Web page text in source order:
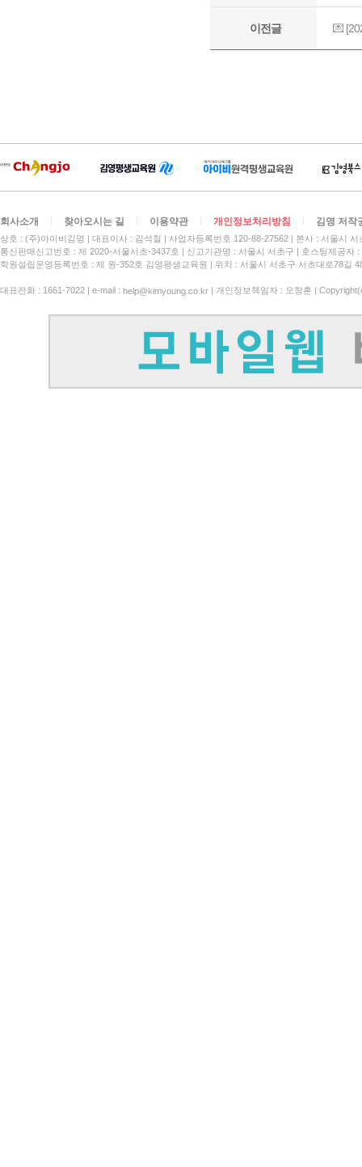
회사소개 찾아오시는 길 이용약관 개인정보처리방침 김영 저작
상호 : (주)아이비김영 대표이사 : 김석철 사업자등록번호 120-88-27562
본사 : 서울시
통신판매신고번호 : 제 2020-서울서초-3437호
신고기관명 : 서울시 서초구
호스팅제공자
학원설립운영등록번호 : 제 원-352호 김영평생교육원 | 위치 : 서울시 서초구 서초대로78길
대표전화 : 1661-7022 | e-mail : help@kimyoung.co.kr | 개인정보책임자 : 오창훈 |